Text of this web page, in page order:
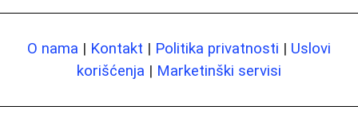
O nama | Kontakt | Politika privatnosti | Uslovi
korišćenja | Marketinški servisi